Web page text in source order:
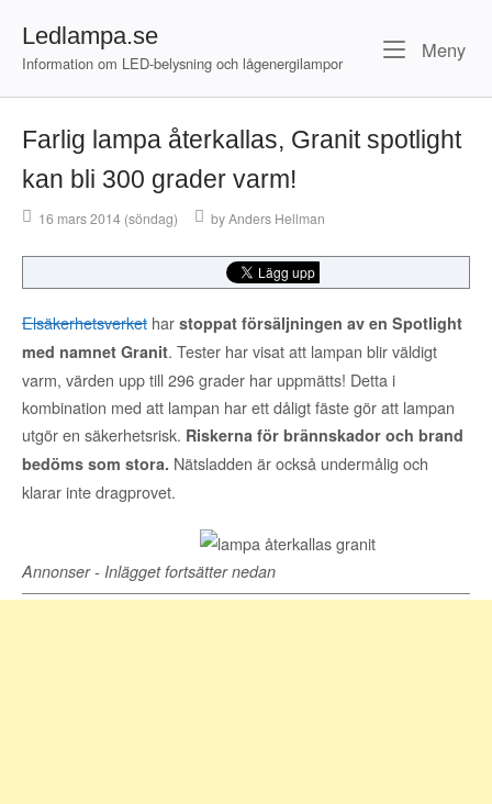
content
Ledlampa.se
Information om LED-belysning och lågenergilampor
Meny
Farlig lampa återkallas, Granit spotlight
kan bli 300 grader varm!
16 mars 2014 (söndag) byAnders Hellman
Elsäkerhetsverket har stoppat försäljningen av en Spotlight
med namnet Granit. Tester har visat att lampan blir väldigt
varm, värden upp till 296 grader har uppmätts! Detta i
kombination med att lampan har ett dåligt fäste gör att lampan
utgör en säkerhetsrisk. Riskerna för brännskador och brand
bedöms som stora. Nätsladden är också undermålig och
klarar inte dragprovet.
Annonser - Inlägget fortsätter nedan